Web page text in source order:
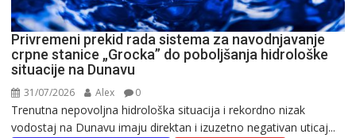
Privremeni prekid rada sistema za navodnjavanje
crpne stanice „Grocka” do poboljšanja hidrološke
situacije na Dunavu
31/07/2026 Alex 0
Trenutna nepovoljna hidrološka situacija i rekordno nizak
vodostaj na Dunavu imaju direktan i izuzetno negativan uticaj...